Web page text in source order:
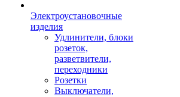
Электроустановочные
изделия
Удлинители, блоки
розеток,
разветвители,
переходники
Розетки
Выключатели,